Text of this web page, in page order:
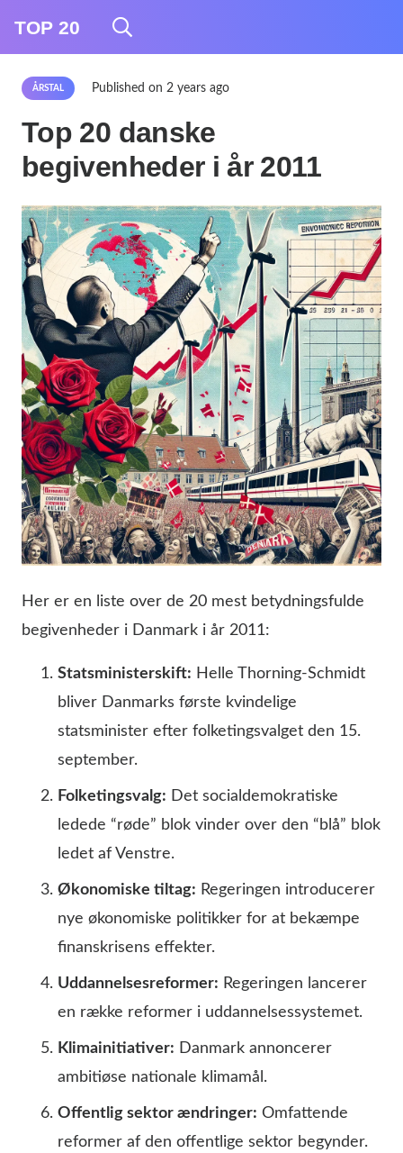
TOP 20
ÅRSTAL Published on2 years ago
Top 20 danske
begivenheder i år 2011
Her er en liste over de 20 mest betydningsfulde
begivenheder i Danmark i år 2011:
Statsministerskift: Helle Thorning-Schmidt
bliver Danmarks første kvindelige
statsminister efter folketingsvalget den 15.
september.
Folketingsvalg: Det socialdemokratiske
ledede “røde” blok vinder over den “blå” blok
ledet af Venstre.
Økonomiske tiltag: Regeringen introducerer
nye økonomiske politikker for at bekæmpe
finanskrisens effekter.
Uddannelsesreformer: Regeringen lancerer
en række reformer i uddannelsessystemet.
Klimainitiativer: Danmark annoncerer
ambitiøse nationale klimamål.
Offentlig sektor ændringer: Omfattende
reformer af den offentlige sektor begynder.